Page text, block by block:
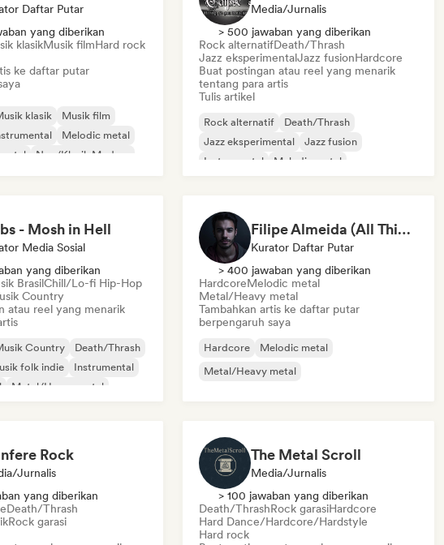
Daftar Putar
yang diberikan
klasikMusik filmHard rock
ke daftar putar
klasik
Musik film
Melodic metal
Neo/Klasik Modern
Media/Jurnalis
> 500 jawaban yang diberikan
Rock alternatifDeath/Thrash
Jazz eksperimentalJazz fusionHardcore
Buat postingan atau reel yang menarik
tentang para artis
Tulis artikel
Rock alternatif
Death/Thrash
Jazz eksperimental
Jazz fusion
Instrumental
Melodic metal
- Mosh in Hell
Media Sosial
yang diberikan
BrasilChill/Lo-fi Hip-Hop
Country
atau reel yang menarik
Country
Death/Thrash
folk indie
Instrumental
Metal/Heavy metal
Filipe Almeida (All Things Metalcore and Metalcore Instrumentals)
Kurator Daftar Putar
> 400 jawaban yang diberikan
HardcoreMelodic metal
Metal/Heavy metal
Tambahkan artis ke daftar putar
berpengaruh saya
Hardcore
Melodic metal
Metal/Heavy metal
Rock
Jurnalis
yang diberikan
Death/Thrash
Rock garasi
The Metal Scroll
Media/Jurnalis
> 100 jawaban yang diberikan
Death/ThrashRock garasiHardcore
Hard Dance/Hardcore/Hardstyle
Hard rock